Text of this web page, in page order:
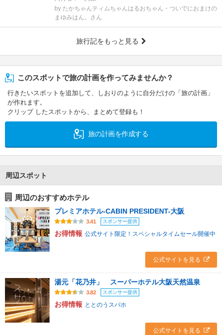
by たかちゃんティムちゃんはるおちゃん・ついでにおまけの
まゆみはん。さん
旅行記をもっと見る
このスポットで旅の計画を作ってみませんか？
行きたいスポットを追加して、しおりのように自分だけの「旅の計画」
が作れます。
クリップ したスポットから、まとめて登録も！
旅の計画を作成する
周辺スポット
周辺のおすすめホテル
プレミアホテル-CABIN PRESIDENT-大阪
3.41 スポンサー提供
お得情報 公式サイト限定！スペシャルタイムセール開催中
公式サイトを見る
湯元「花乃井」 スーパーホテル大阪天然温泉
3.82 スポンサー提供
お得情報 ととのうスパホ
公式サイトを見る